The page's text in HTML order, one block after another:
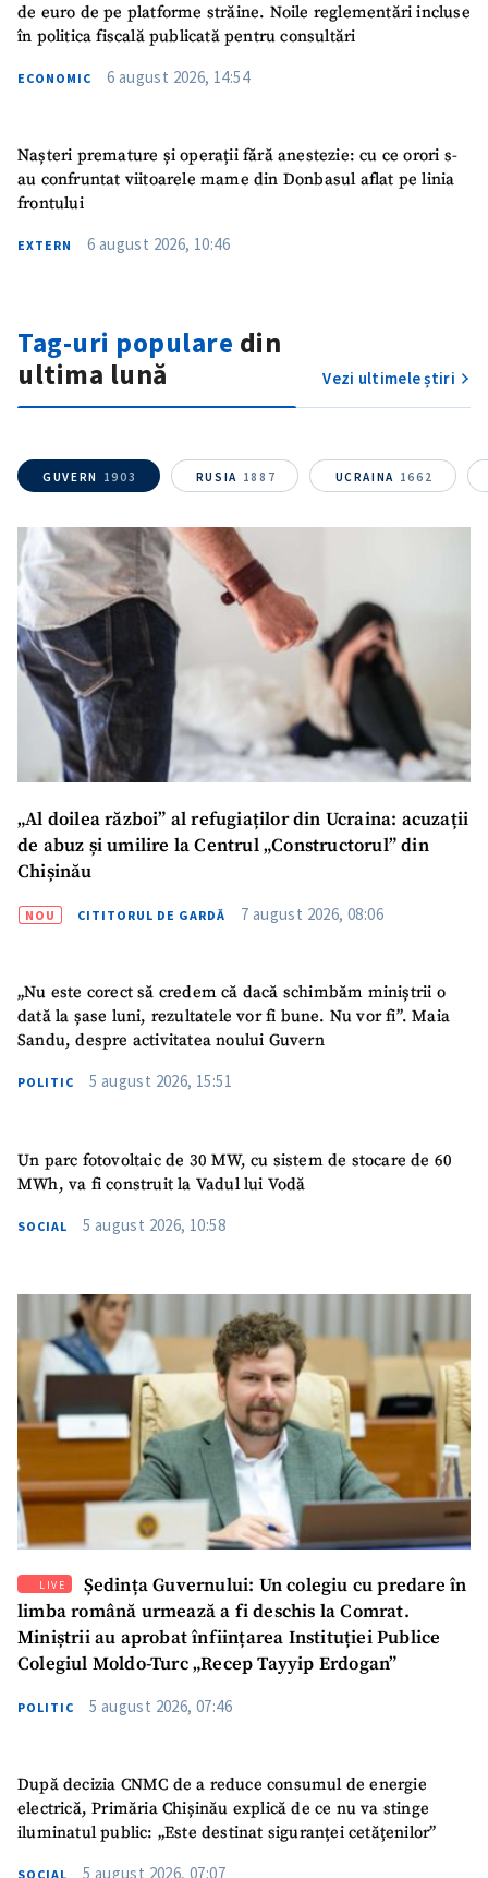
SUSȚINE
de euro de pe platforme străine. Noile reglementări incluse
în politica fiscală publicată pentru consultări
ECONOMIC 6 august 2026, 14:54
Nașteri premature și operații fără anestezie: cu ce orori s-
au confruntat viitoarele mame din Donbasul aflat pe linia
frontului
EXTERN 6 august 2026, 10:46
Tag-uri populare din
ultima lună
Vezi ultimele știri
GUVERN 1903 RUSIA 1887 UCRAINA 1662
„Al doilea război” al refugiaților din Ucraina: acuzații
de abuz și umilire la Centrul „Constructorul” din
Chișinău
NOU CITITORUL DE GARDĂ 7 august 2026, 08:06
„Nu este corect să credem că dacă schimbăm miniștrii o
dată la șase luni, rezultatele vor fi bune. Nu vor fi”. Maia
Sandu, despre activitatea noului Guvern
POLITIC 5 august 2026, 15:51
Un parc fotovoltaic de 30 MW, cu sistem de stocare de 60
MWh, va fi construit la Vadul lui Vodă
SOCIAL 5 august 2026, 10:58
LIVE
Ședința Guvernului: Un colegiu cu predare în
limba română urmează a fi deschis la Comrat.
Miniștrii au aprobat înființarea Instituției Publice
Colegiul Moldo-Turc „Recep Tayyip Erdogan”
POLITIC 5 august 2026, 07:46
După decizia CNMC de a reduce consumul de energie
electrică, Primăria Chișinău explică de ce nu va stinge
iluminatul public: „Este destinat siguranței cetățenilor”
SOCIAL 5 august 2026, 07:07
ȘTIREA MEA
Fotografie
+ Încarcă imagine
Mesajul știrei
+ Mesajul știrei
CONTACT SURSĂ
Sursă anonimă
Nume + Numele meu
Email+ Emailul meu
Telefon
+ Telefon personal
confidențialitate